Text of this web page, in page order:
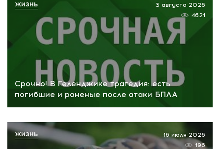
Срочно! В Геленджике трагедия: есть
погибшие и раненые после атаки БПЛА
3 августа 2026
4621
ЖИЗНЬ
16 июля 2026
196
ЖИЗНЬ